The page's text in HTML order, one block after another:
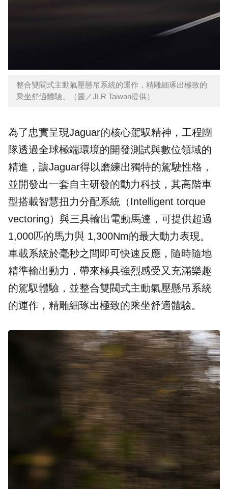
整合雙閥式主動氣壓懸吊系統的運作，精雕細琢出極致的
乘坐舒適體驗。（圖／JLR Taiwan提供）
為了忠實呈現Jaguar的核心駕馭精神，工程團
隊透過全球極端環境的開發測試與數位領域的
精進，讓Jaguar得以磨練出獨特的駕駛性格，
並開發出一套自主研發的動力科技，其高階車
型搭載智慧扭力分配系統（Intelligent torque
vectoring）與三具輸出電動馬達，可提供超過
1,000匹的馬力與 1,300Nm的最大動力表現。
車載系統於毫秒之間即可快速反應，隨時隨地
精準輸出動力，帶來極具強烈感受又充滿樂趣
的駕馭體驗，並整合雙閥式主動氣壓懸吊系統
的運作，精雕細琢出極致的乘坐舒適體驗。